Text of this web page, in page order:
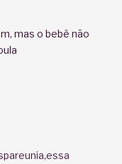
mas o bebê não